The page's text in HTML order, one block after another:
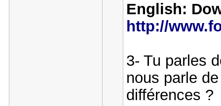
English:
http://
3- Tu parles
nous parle
différences ?